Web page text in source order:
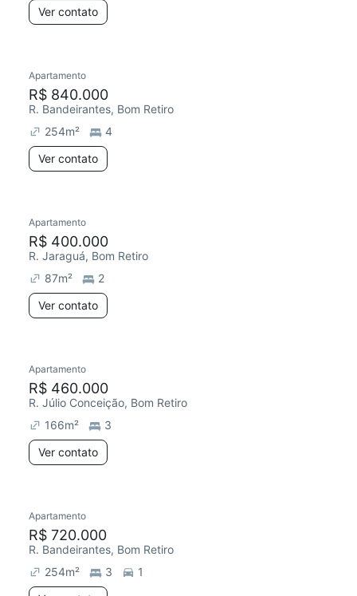
Ver contato
Apartamento
R$ 840.000
R. Bandeirantes, Bom Retiro
254m²
4
Ver contato
Apartamento
R$ 400.000
R. Jaraguá, Bom Retiro
87m²
2
Ver contato
Apartamento
R$ 460.000
R. Júlio Conceição, Bom Retiro
166m²
3
Ver contato
Apartamento
R$ 720.000
R. Bandeirantes, Bom Retiro
254m² 3
1